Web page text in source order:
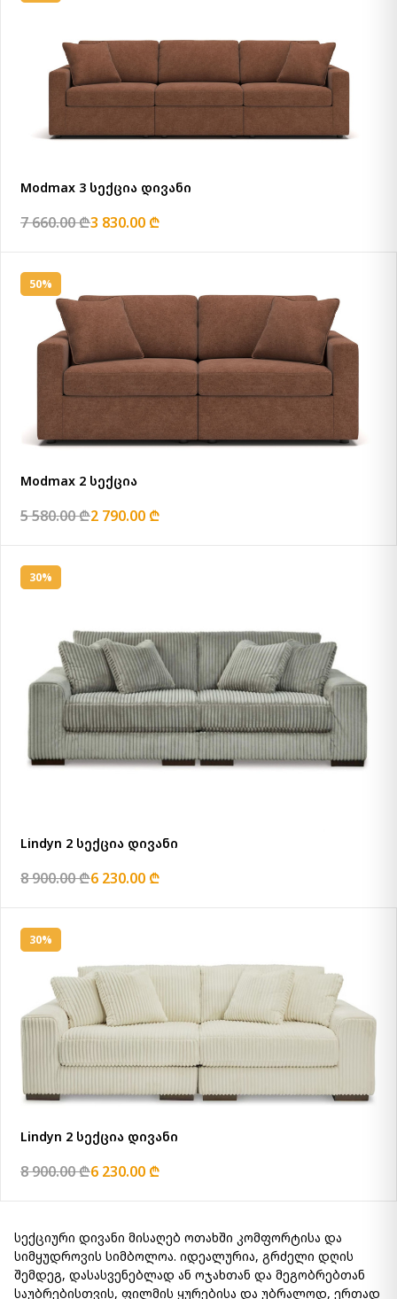
Modmax 3 სექცია დივანი
7 660.00 ₾3 830.00 ₾
50%
Modmax 2 სექცია
5 580.00 ₾2 790.00 ₾
30%
Lindyn 2 სექცია დივანი
8 900.00 ₾6 230.00 ₾
30%
Lindyn 2 სექცია დივანი
8 900.00 ₾6 230.00 ₾
სექციური დივანი მისაღებ ოთახში კომფორტისა და
სიმყუდროვის სიმბოლოა. იდეალურია, გრძელი დღის
შემდეგ, დასასვენებლად ან ოჯახთან და მეგობრებთან
საუბრებისთვის, ფილმის ყურებისა და უბრალოდ, ერთად